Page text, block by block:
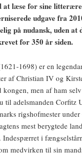
at læse for sine
udgave fra
på nudansk, uden at
for 350 år siden.
1698) er en
af Christian IV og
men af ham
til adelsmanden Corfitz
rigshofmester
mest berygtede
Indespærret i
medvirken til sin